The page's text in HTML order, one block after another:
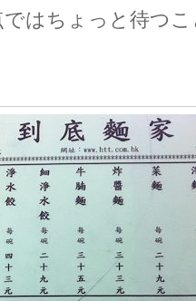
はちょっと待つ